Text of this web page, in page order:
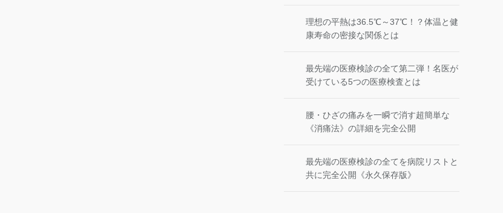
理想の平熱は36.5℃～37℃！？体温と健
康寿命の密接な関係とは
最先端の医療検診の全て第二弾！名医が
受けている5つの医療検査とは
腰・ひざの痛みを一瞬で消す超簡単な
《消痛法》の詳細を完全公開
最先端の医療検診の全てを病院リストと
共に完全公開《永久保存版》